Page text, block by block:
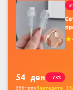
54 ден -73%
206денЗаштедете